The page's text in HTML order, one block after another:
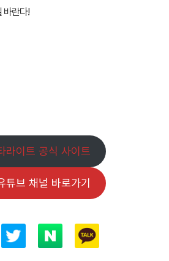
바란다!
라이트 공식 사이트
튜브 채널 바로가기